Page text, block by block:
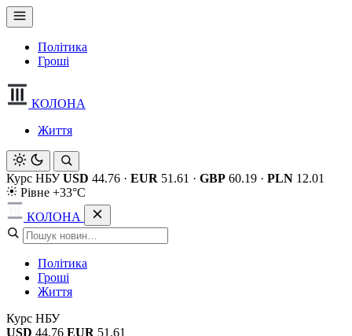
Політика
Гроші
КОЛОНА
Життя
Курс НБУ USD 44.76 · EUR 51.61 · GBP 60.19 · PLN 12.01
Рівне +33°C
КОЛОНА
Політика
Гроші
Життя
Курс НБУ
USD 44.76 EUR 51.61